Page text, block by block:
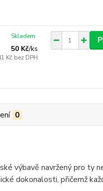
50 Kč/ks
Kč bez DPH
Skladem
0
výbavě navržený pro ty
dokonalosti, přičemž